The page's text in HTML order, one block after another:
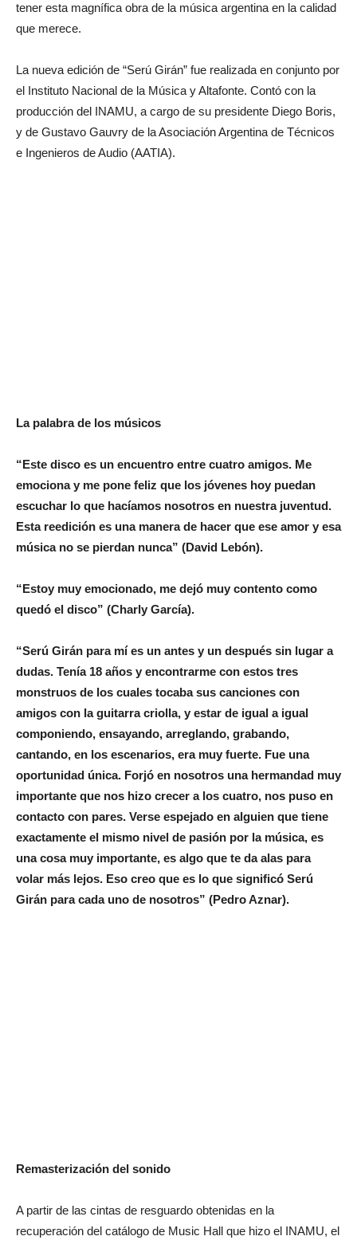
tener esta magnífica obra de la música argentina en la calidad
que merece.
La nueva edición de “Serú Girán” fue realizada en conjunto por
el Instituto Nacional de la Música y Altafonte. Contó con la
producción del INAMU, a cargo de su presidente Diego Boris,
y de Gustavo Gauvry de la Asociación Argentina de Técnicos
e Ingenieros de Audio (AATIA).
La palabra de los músicos
“Este disco es un encuentro entre cuatro amigos. Me
emociona y me pone feliz que los jóvenes hoy puedan
escuchar lo que hacíamos nosotros en nuestra juventud.
Esta reedición es una manera de hacer que ese amor y esa
música no se pierdan nunca” (David Lebón).
“Estoy muy emocionado, me dejó muy contento como
quedó el disco” (Charly García).
“Serú Girán para mí es un antes y un después sin lugar a
dudas. Tenía 18 años y encontrarme con estos tres
monstruos de los cuales tocaba sus canciones con
amigos con la guitarra criolla, y estar de igual a igual
componiendo, ensayando, arreglando, grabando,
cantando, en los escenarios, era muy fuerte. Fue una
oportunidad única. Forjó en nosotros una hermandad muy
importante que nos hizo crecer a los cuatro, nos puso en
contacto con pares. Verse espejado en alguien que tiene
exactamente el mismo nivel de pasión por la música, es
una cosa muy importante, es algo que te da alas para
volar más lejos. Eso creo que es lo que significó Serú
Girán para cada uno de nosotros” (Pedro Aznar).
Remasterización del sonido
A partir de las cintas de resguardo obtenidas en la
recuperación del catálogo de Music Hall que hizo el INAMU, el